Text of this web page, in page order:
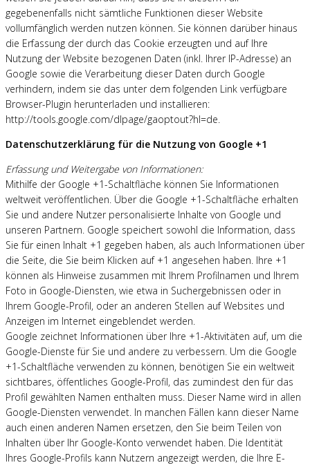
gegebenenfalls nicht sämtliche Funktionen dieser Website
vollumfänglich werden nutzen können. Sie können darüber hinaus
die Erfassung der durch das Cookie erzeugten und auf Ihre
Nutzung der Website bezogenen Daten (inkl. Ihrer IP-Adresse) an
Google sowie die Verarbeitung dieser Daten durch Google
verhindern, indem sie das unter dem folgenden Link verfügbare
Browser-Plugin herunterladen und installieren:
http://tools.google.com/dlpage/gaoptout?hl=de.
Datenschutzerklärung für die Nutzung von Google +1
Erfassung und Weitergabe von Informationen:
Mithilfe der Google +1-Schaltfläche können Sie Informationen
weltweit veröffentlichen. Über die Google +1-Schaltfläche erhalten
Sie und andere Nutzer personalisierte Inhalte von Google und
unseren Partnern. Google speichert sowohl die Information, dass
Sie für einen Inhalt +1 gegeben haben, als auch Informationen über
die Seite, die Sie beim Klicken auf +1 angesehen haben. Ihre +1
können als Hinweise zusammen mit Ihrem Profilnamen und Ihrem
Foto in Google-Diensten, wie etwa in Suchergebnissen oder in
Ihrem Google-Profil, oder an anderen Stellen auf Websites und
Anzeigen im Internet eingeblendet werden.
Google zeichnet Informationen über Ihre +1-Aktivitäten auf, um die
Google-Dienste für Sie und andere zu verbessern. Um die Google
+1-Schaltfläche verwenden zu können, benötigen Sie ein weltweit
sichtbares, öffentliches Google-Profil, das zumindest den für das
Profil gewählten Namen enthalten muss. Dieser Name wird in allen
Google-Diensten verwendet. In manchen Fällen kann dieser Name
auch einen anderen Namen ersetzen, den Sie beim Teilen von
Inhalten über Ihr Google-Konto verwendet haben. Die Identität
Ihres Google-Profils kann Nutzern angezeigt werden, die Ihre E-